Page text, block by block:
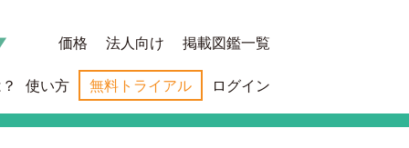
価格 法人向け 掲載図鑑一覧
使い方 無料トライアル ログイン